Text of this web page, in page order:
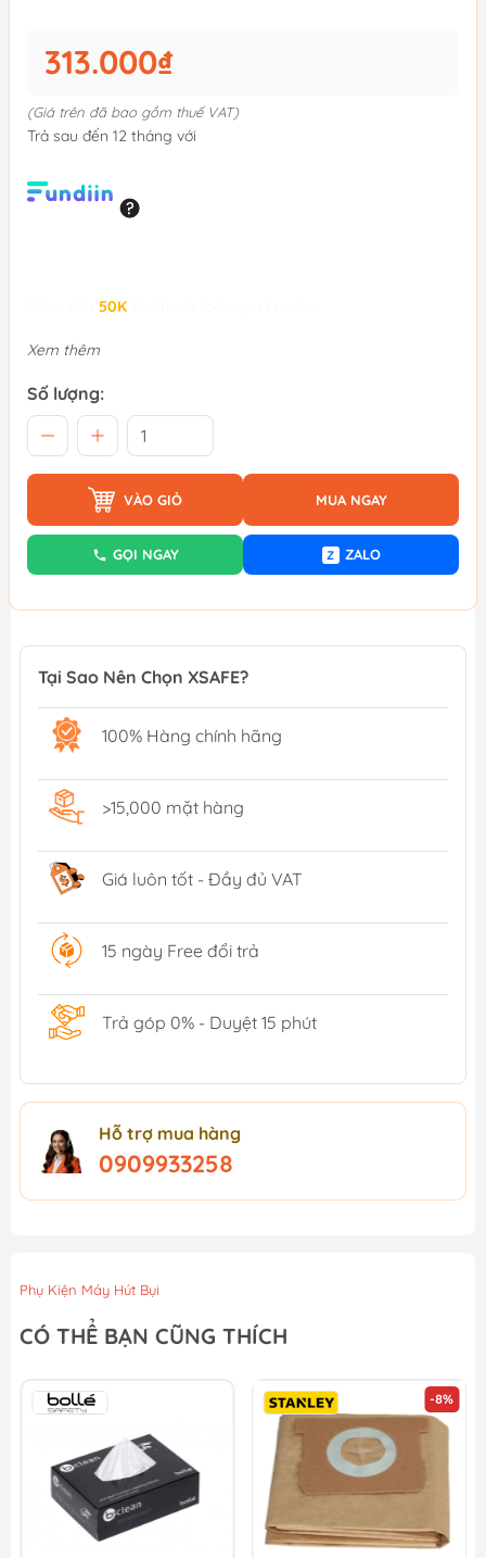
313.000₫
(Giá trên đã bao gồm thuế VAT)
Trả sau đến 12 tháng với
50K
Xem thêm
Số lượng:
VÀO GIỎ MUA NGAY
GỌI NGAY Z ZALO
Tại Sao Nên Chọn XSAFE?
100% Hàng chính hãng
>15,000 mặt hàng
Giá luôn tốt - Đầy đủ VAT
15 ngày Free đổi trả
Trả góp 0% - Duyệt 15 phút
Hỗ trợ mua hàng
0909933258
Phụ Kiện Máy Hút Bụi
CÓ THỂ BẠN CŨNG THÍCH
-8%